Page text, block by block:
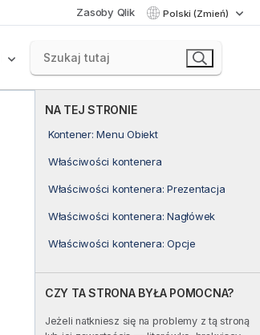
Zasoby Qlik Polski (Zmień)
NA TEJ STRONIE
Kontener: Menu Obiekt
Właściwości kontenera
Właściwości kontenera: Prezentacja
Właściwości kontenera: Nagłówek
Właściwości kontenera: Opcje
CZY TA STRONA BYŁA POMOCNA?
Jeżeli natkniesz się na problemy z tą stroną